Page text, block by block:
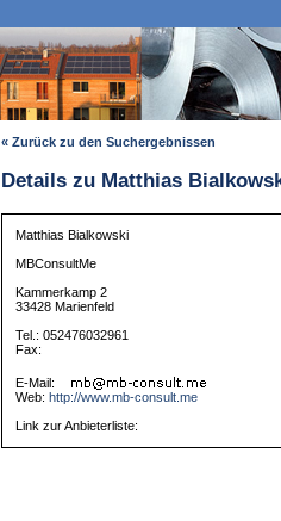
« Zurück zu den Suchergebnissen
Details zu Matthias
Matthias Bialkowski
MBConsultMe
Kammerkamp 2
33428 Marienfeld
Tel.: 052476032961
Fax:
E-Mail:
Web: http://www.mb-consult.me
Link zur Anbieterliste: